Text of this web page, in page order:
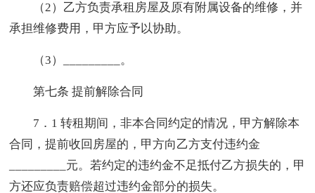
（2）乙方负责承租房屋及原有附属设备的维修，并
承担维修费用，甲方应予以协助。
（3）_________。
第七条 提前解除合同
7．1 转租期间，非本合同约定的情况，甲方解除本
合同，提前收回房屋的，甲方向乙方支付违约金
_________元。若约定的违约金不足抵付乙方损失的，甲
方还应负责赔偿超过违约金部分的损失。